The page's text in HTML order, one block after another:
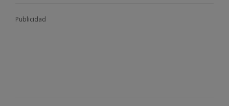
Publicidad